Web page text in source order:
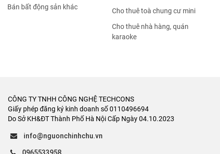
Bán bất động sản khác
Cho thuê toà chung cư mini
Cho thuê nhà hàng, quán
karaoke
CÔNG TY TNHH CÔNG NGHỆ TECHCONS
Giấy phép đăng ký kinh doanh số 0110496694
Do Sở KH&ĐT Thành Phố Hà Nội Cấp Ngày 04.10.2023
info@nguonchinhchu.vn